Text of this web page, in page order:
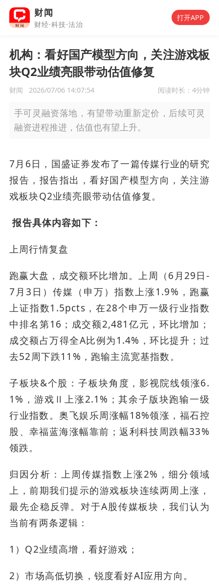
财闻
财经·科技·法治
打开APP
机构：看好国产模型方向，关注游戏板
块Q2业绩亮眼带动估值修复
财闻 2026/07/06 14:07:54 阅读时长： 4分钟
手可灵融资落地，有望带动重新定价，后续可灵
融资进程推进，估值也有望上升。
7月6日，国盛证券发布了一篇传媒行业的研究
报告，报告指出，看好国产模型方向，关注游
戏板块Q2业绩亮眼带动估值修复。
报告具体内容如下：
上周行情复盘
跑赢大盘，成交额环比增加。上周（6月29日-
7月3日）传媒（申万）指数上涨1.9%，跑赢
上证指数1.5pcts，在28个申万一级行业指数
中排名第16；成交额2,481亿元，环比增加；
成交额占万得全A比例为1.4%，环比提升；过
去52周下跌11%，跑输主流宽基指数。
子板块&个股：子板块角度，影视院线领涨6.
1%，游戏Ⅱ上涨2.1%；其余子版块跑输一级
行业指数。奥飞娱乐周涨幅18%领涨，福石控
股、幸福蓝海涨幅靠前；返利科技周跌幅33%
领跌。
归因分析：上周传媒指数上涨2%，细分领域
上，前期我们提示的游戏板块连续两周上涨，
最先企稳反弹。对于A股传媒板块，我们认为
当前有两条逻辑：
1）Q2业绩高增，看好游戏；
2）市场高低切换，锐度看好AI应用方向。